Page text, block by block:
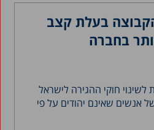
בעלת קצב
בחברה
חוקי ההגירה לישראל
אנשים שאינם יהודים על פי